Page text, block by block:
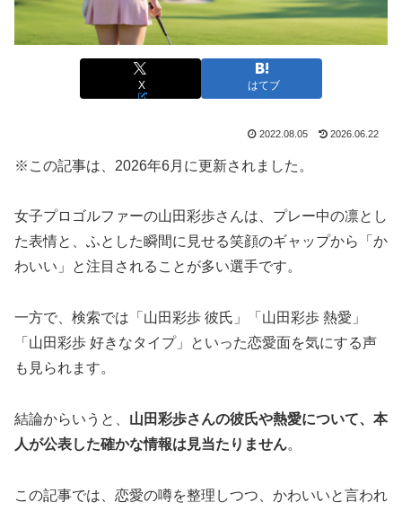
X はてブ
2022.08.05 2026.06.22
※この記事は、2026年6月に更新されました。
女子プロゴルファーの山田彩歩さんは、プレー中の凛とし
た表情と、ふとした瞬間に見せる笑顔のギャップから「か
わいい」と注目されることが多い選手です。
一方で、検索では「山田彩歩 彼氏」「山田彩歩 熱愛」
「山田彩歩 好きなタイプ」といった恋愛面を気にする声
も見られます。
結論からいうと、 山田彩歩さんの彼氏や熱愛について、本
人が公表した確かな情報は見当たりません。
この記事では、恋愛の噂を整理しつつ、かわいいと言われ